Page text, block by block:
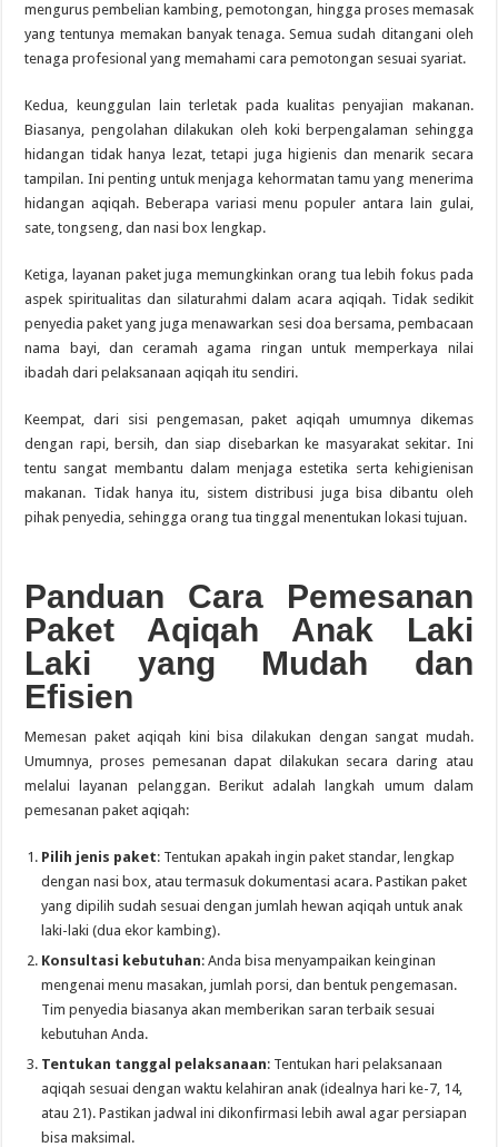
mengurus pembelian kambing, pemotongan, hingga proses memasak
yang tentunya memakan banyak tenaga. Semua sudah ditangani oleh
tenaga profesional yang memahami cara pemotongan sesuai syariat.
Kedua, keunggulan lain terletak pada kualitas penyajian makanan.
Biasanya, pengolahan dilakukan oleh koki berpengalaman sehingga
hidangan tidak hanya lezat, tetapi juga higienis dan menarik secara
tampilan. Ini penting untuk menjaga kehormatan tamu yang menerima
hidangan aqiqah. Beberapa variasi menu populer antara lain gulai,
sate, tongseng, dan nasi box lengkap.
Ketiga, layanan paket juga memungkinkan orang tua lebih fokus pada
aspek spiritualitas dan silaturahmi dalam acara aqiqah. Tidak sedikit
penyedia paket yang juga menawarkan sesi doa bersama, pembacaan
nama bayi, dan ceramah agama ringan untuk memperkaya nilai
ibadah dari pelaksanaan aqiqah itu sendiri.
Keempat, dari sisi pengemasan, paket aqiqah umumnya dikemas
dengan rapi, bersih, dan siap disebarkan ke masyarakat sekitar. Ini
tentu sangat membantu dalam menjaga estetika serta kehigienisan
makanan. Tidak hanya itu, sistem distribusi juga bisa dibantu oleh
pihak penyedia, sehingga orang tua tinggal menentukan lokasi tujuan.
Panduan Cara Pemesanan
Paket Aqiqah Anak Laki
Laki yang Mudah dan
Efisien
Memesan paket aqiqah kini bisa dilakukan dengan sangat mudah.
Umumnya, proses pemesanan dapat dilakukan secara daring atau
melalui layanan pelanggan. Berikut adalah langkah umum dalam
pemesanan paket aqiqah:
Pilih jenis paket: Tentukan apakah ingin paket standar, lengkap
dengan nasi box, atau termasuk dokumentasi acara. Pastikan paket
yang dipilih sudah sesuai dengan jumlah hewan aqiqah untuk anak
laki-laki (dua ekor kambing).
Konsultasi kebutuhan: Anda bisa menyampaikan keinginan
mengenai menu masakan, jumlah porsi, dan bentuk pengemasan.
Tim penyedia biasanya akan memberikan saran terbaik sesuai
kebutuhan Anda.
Tentukan tanggal pelaksanaan: Tentukan hari pelaksanaan
aqiqah sesuai dengan waktu kelahiran anak (idealnya hari ke-7, 14,
atau 21). Pastikan jadwal ini dikonfirmasi lebih awal agar persiapan
bisa maksimal.